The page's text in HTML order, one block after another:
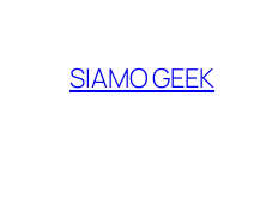
contenuto
SIAMO GEEK